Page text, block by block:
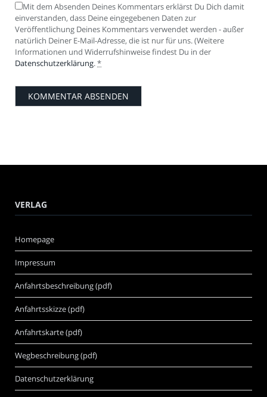
Mit dem Absenden Deines Kommentars erklärst Du Dich damit
einverstanden, dass Deine eingegebenen Daten zur
Veröffentlichung Deines Kommentars verwendet werden - außer
natürlich Deiner E-Mail-Adresse, die ist nur für uns. (Weitere
Informationen und Widerrufshinweise findest Du in der
Datenschutzerklärung. *
VERLAG
Homepage
Impressum
Anfahrtsbeschreibung (pdf)
Anfahrtsskizze (pdf)
Anfahrtskarte (pdf)
Wegbeschreibung (pdf)
Datenschutzerklärung